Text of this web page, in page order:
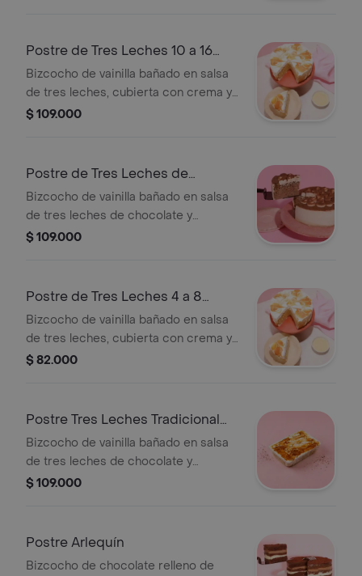
es tamaño mediano: 10 a 16
Postre de Tres Leches 10 a 16
porc
Bizcocho de vainilla bañado en salsa
de tres leches, cubierta con crema y
arequipe. (La imagen de referencia es
$ 109.000
Postre de Tres Leches de
Chocolate 10 a 16 porc
Bizcocho de vainilla bañado en salsa
de tres leches de chocolate y
cubierta con crema. (La imagen de
$ 109.000
Postre de Tres Leches 4 a 8
porciones
Bizcocho de vainilla bañado en salsa
de tres leches, cubierta con crema y
arequipe. (La imagen de referencia es
$ 82.000
Postre Tres Leches Tradicional
Rectangular
Bizcocho de vainilla bañado en salsa
de tres leches de chocolate y
cubierta con crema. Una deliciosa
es tamaño mediano: 10 a 16
porciones de 60 gr aprox)
$ 109.000
Postre Arlequín
Bizcocho de chocolate relleno de